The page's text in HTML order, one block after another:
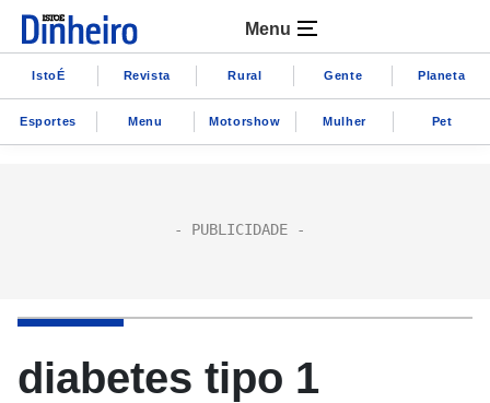
Menu
IstoÉ Revista Rural Gente Planeta
Esportes Menu Motorshow Mulher Pet
diabetes tipo 1